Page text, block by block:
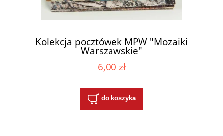
Kolekcja pocztówek MPW "Mozaiki
Warszawskie"
6,00 zł
do koszyka